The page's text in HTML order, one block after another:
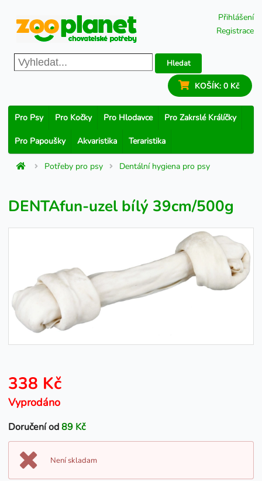
Přihlášení
Registrace
Hledat
KOŠÍK: 0 Kč
Pro Psy Pro Kočky Pro Hlodavce Pro Zakrslé Králíčky
Pro Papoušky Akvaristika Teraristika
Potřeby pro psy Dentální hygiena pro psy
DENTAfun-uzel bílý 39cm/500g
338 Kč
Vyprodáno
Doručení od89 Kč
Není skladam